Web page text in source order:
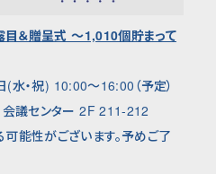
目＆贈呈式 ～1,010個貯まって
・祝) 10:00〜16:00（予定）
議センター 2F 211-212
性がございます。予めご了